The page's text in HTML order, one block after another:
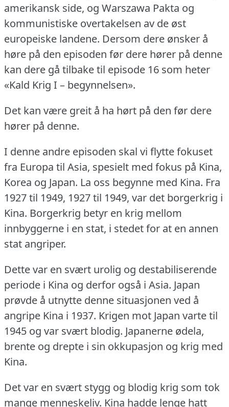
amerikansk side, og Warszawa Pakta og
kommunistiske overtakelsen av de øst
europeiske landene. Dersom dere ønsker å
høre på den episoden før dere hører på denne
kan dere gå tilbake til episode 16 som heter
«Kald Krig I – begynnelsen».
Det kan være greit å ha hørt på den før dere
hører på denne.
I denne andre episoden skal vi flytte fokuset
fra Europa til Asia, spesielt med fokus på Kina,
Korea og Japan. La oss begynne med Kina. Fra
1927 til 1949, 1927 til 1949, var det borgerkrig i
Kina. Borgerkrig betyr en krig mellom
innbyggerne i en stat, i stedet for at en annen
stat angriper.
Dette var en svært urolig og destabiliserende
periode i Kina og derfor også i Asia. Japan
prøvde å utnytte denne situasjonen ved å
angripe Kina i 1937. Krigen mot Japan varte til
1945 og var svært blodig. Japanerne ødela,
brente og drepte i sin okkupasjon og krig med
Kina.
Det var en svært stygg og blodig krig som tok
mange menneskeliv. Kina hadde lenge hatt